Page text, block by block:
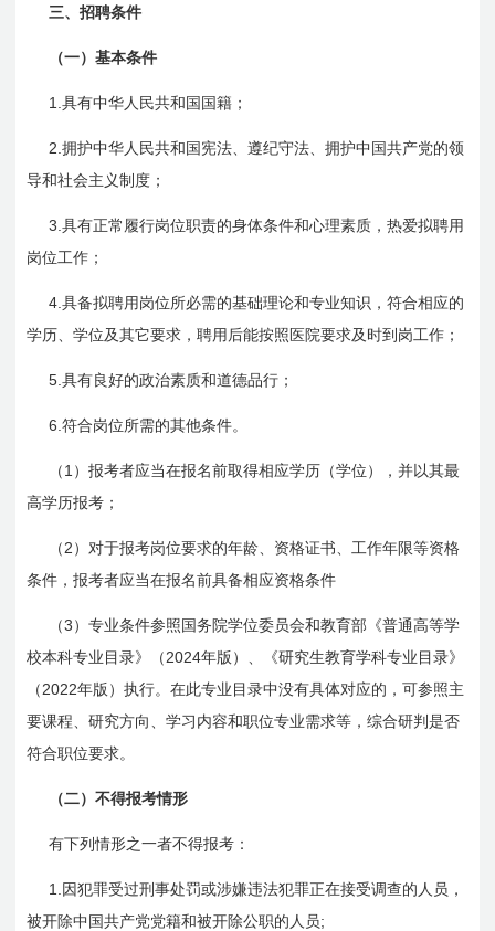
三、招聘条件
（一）基本条件
1.具有中华人民共和国国籍；
2.拥护中华人民共和国宪法、遵纪守法、拥护中国共产党的领
导和社会主义制度；
3.具有正常履行岗位职责的身体条件和心理素质，热爱拟聘用
岗位工作；
4.具备拟聘用岗位所必需的基础理论和专业知识，符合相应的
学历、学位及其它要求，聘用后能按照医院要求及时到岗工作；
5.具有良好的政治素质和道德品行；
6.符合岗位所需的其他条件。
（ 1 ）报考者应当在报名前取得相应学历（学位），并以其最
高学历报考；
（ 2 ）对于报考岗位要求的年龄、资格证书、工作年限等资格
条件，报考者应当在报名前具备相应资格条件
（3 ）专业条件参照国务院学位委员会和教育部《普通高等学
校本科专业目录》（ 2024年版）、《研究生教育学科专业目录》
（ 2022年版）执行。在此专业目录中没有具体对应的，可参照主
要课程、研究方向、学习内容和职位专业需求等，综合研判是否
符合职位要求。
（二）不得报考情形
有下列情形之一者不得报考：
1. 因犯罪受过刑事处罚或涉嫌违法犯罪正在接受调查的人员，
被开除中国共产党党籍和被开除公职的人员;